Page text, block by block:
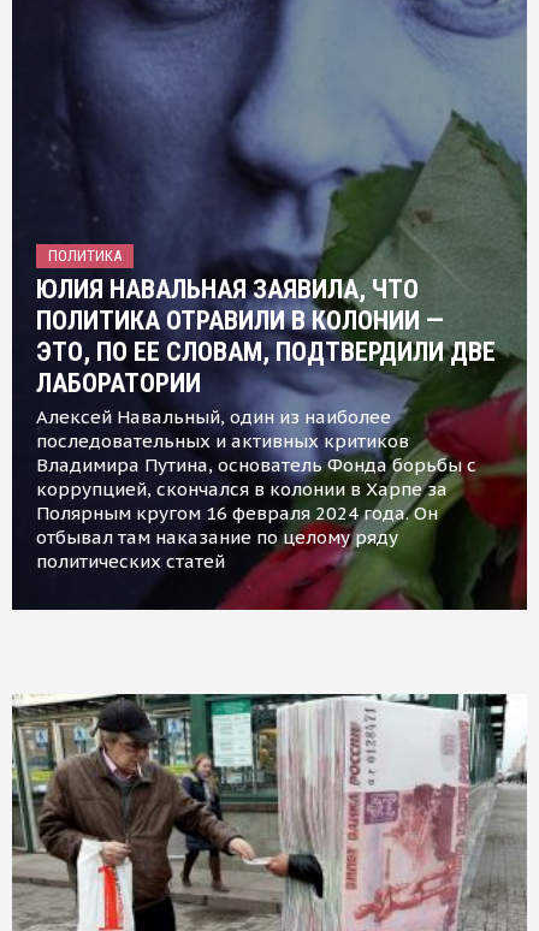
ПОЛИТИКА
ЮЛИЯ НАВАЛЬНАЯ ЗАЯВИЛА, ЧТО
ПОЛИТИКА ОТРАВИЛИ В КОЛОНИИ —
ЭТО, ПО ЕЕ СЛОВАМ, ПОДТВЕРДИЛИ ДВЕ
ЛАБОРАТОРИИ
Алексей Навальный, один из наиболее
последовательных и активных критиков
Владимира Путина, основатель Фонда борьбы с
коррупцией, скончался в колонии в Харпе за
Полярным кругом 16 февраля 2024 года. Он
отбывал там наказание по целому ряду
политических статей